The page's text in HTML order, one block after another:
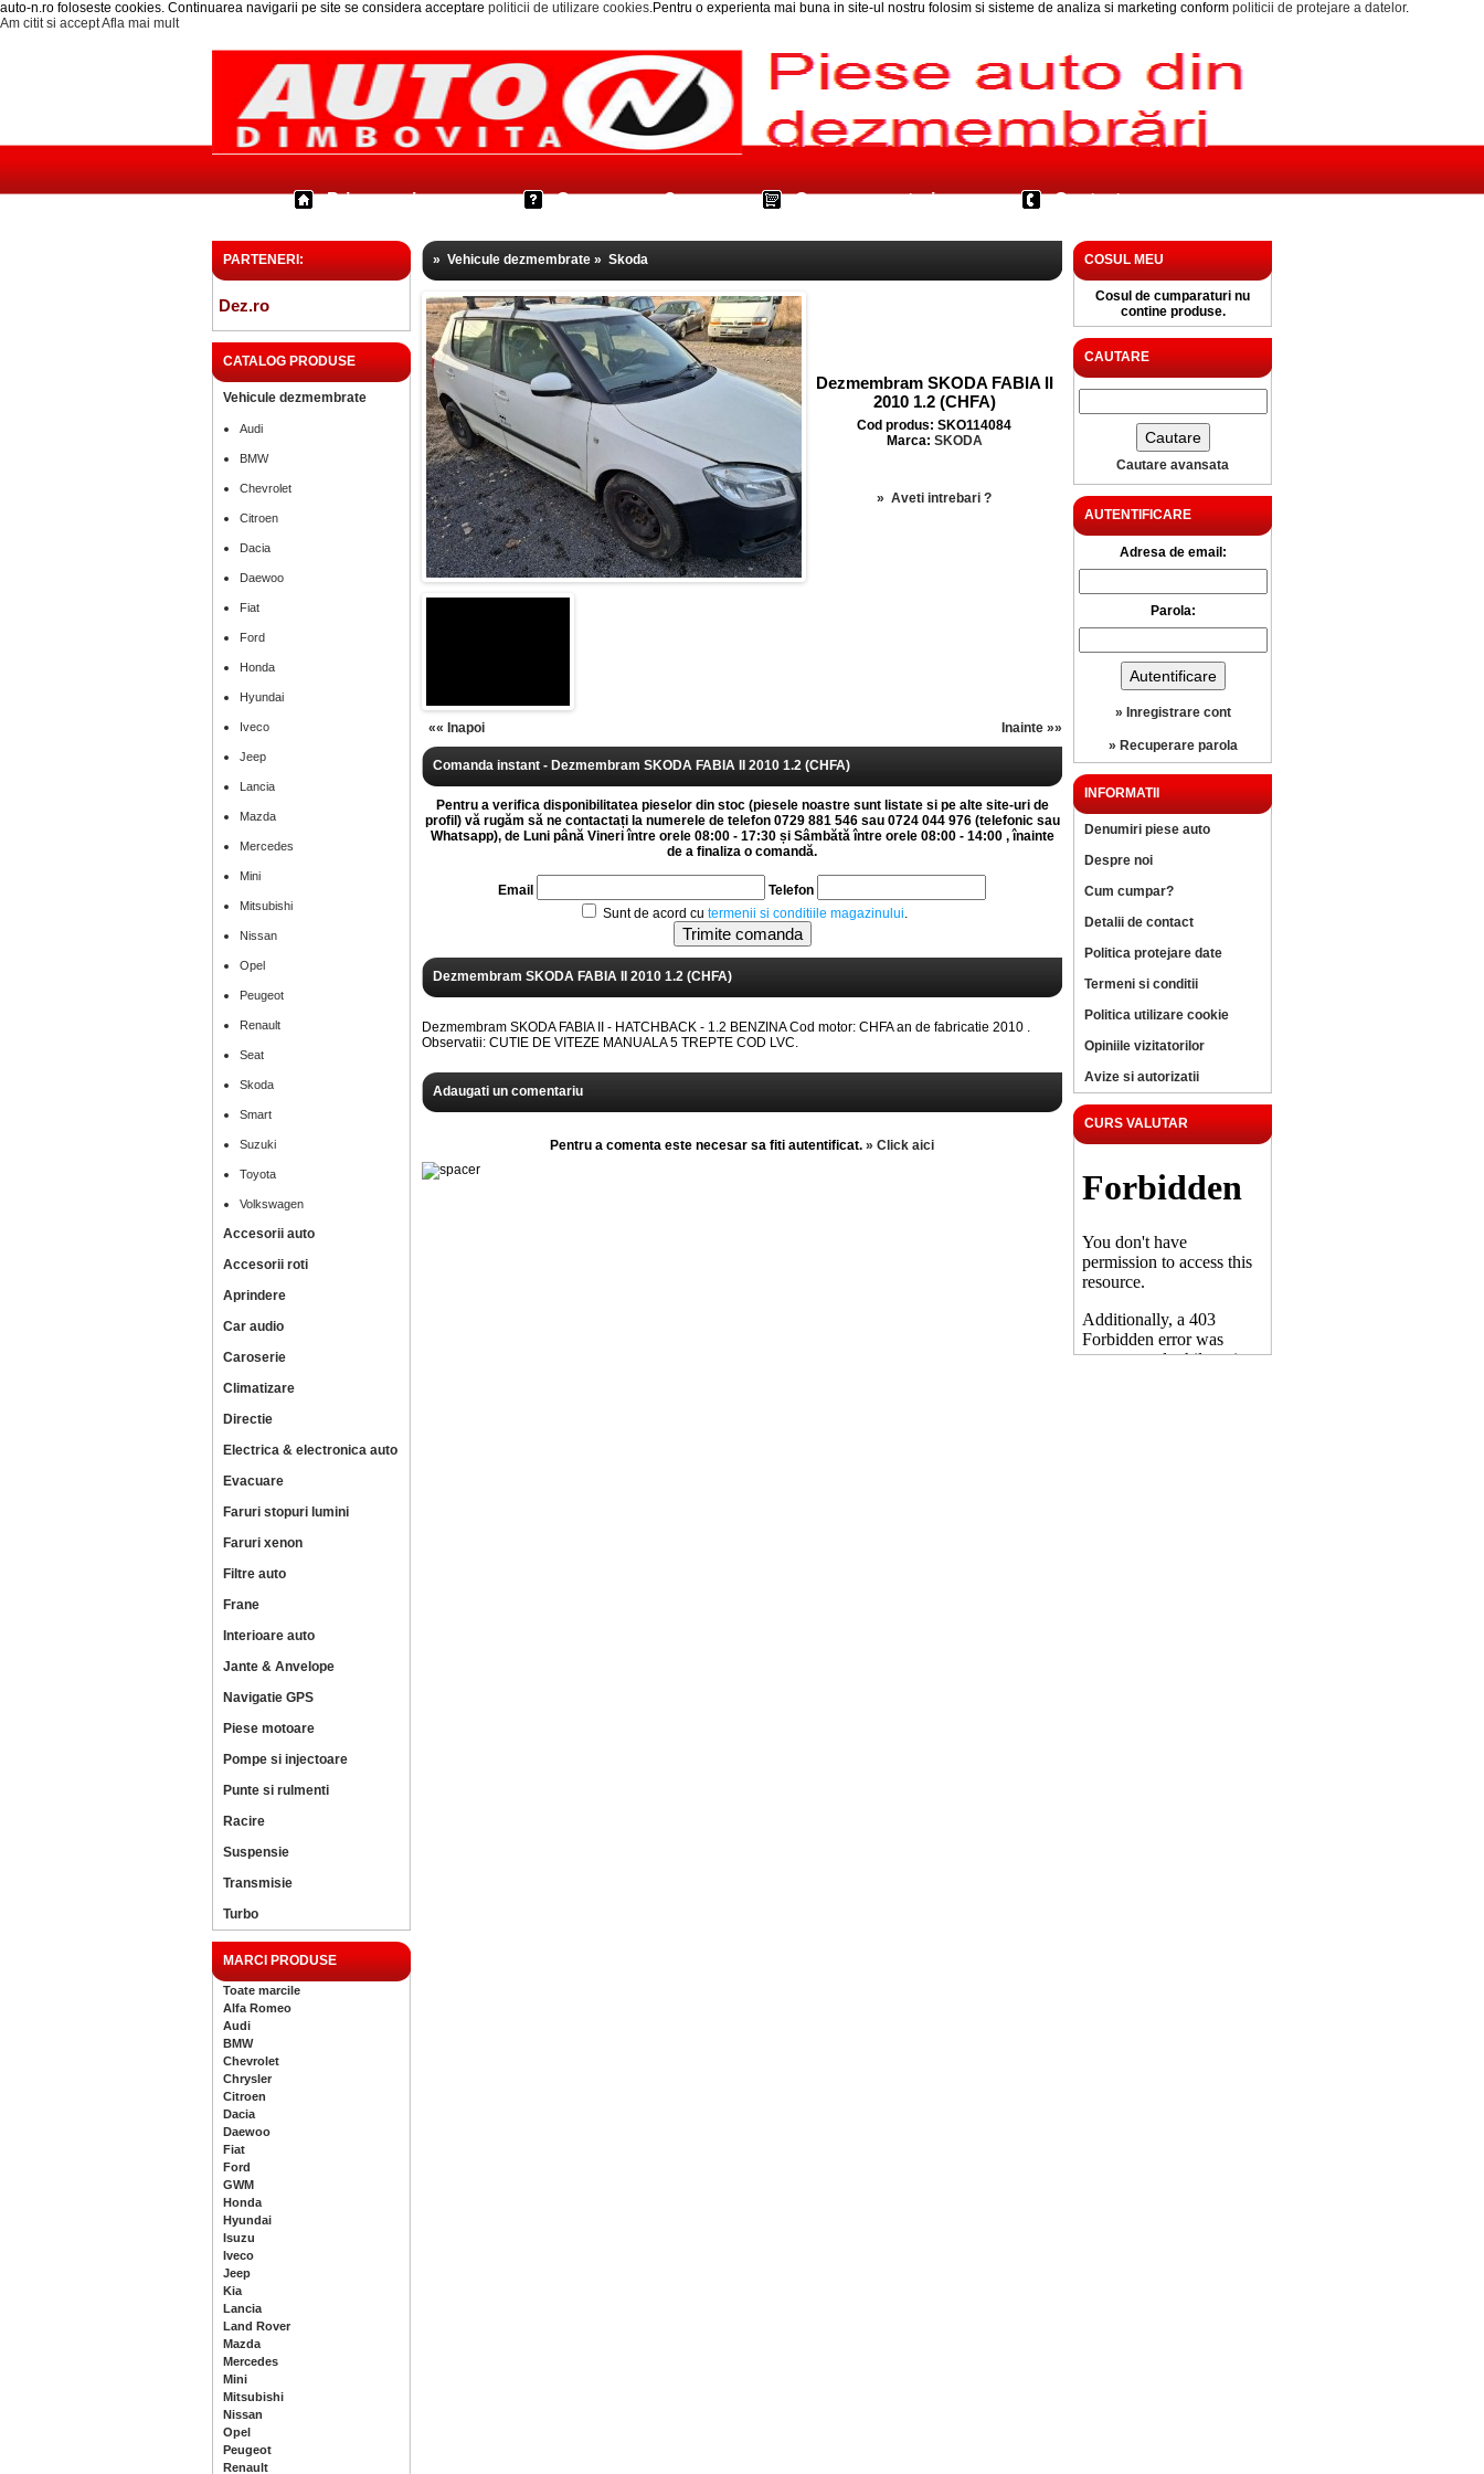
auto-n.ro foloseste cookies. Continuarea navigarii pe site se considera acceptare politicii de utilizare cookies.Pentru o experienta mai buna in site-ul nostru folosim si sisteme de analiza si marketing conform politicii de protejare a datelor.
Am citit si acceptAfla mai mult
Prima pagina Cum cumpar? Cos cumparaturi Contact
PARTENERI:
Dez.ro
CATALOG PRODUSE
Vehicule dezmembrate
Audi
BMW
Chevrolet
Citroen
Dacia
Daewoo
Fiat
Ford
Honda
Hyundai
Iveco
Jeep
Lancia
Mazda
Mercedes
Mini
Mitsubishi
Nissan
Opel
Peugeot
Renault
Seat
Skoda
Smart
Suzuki
Toyota
Volkswagen
Accesorii auto
Accesorii roti
Aprindere
Car audio
Caroserie
Climatizare
Directie
Electrica & electronica auto
Evacuare
Faruri stopuri lumini
Faruri xenon
Filtre auto
Frane
Interioare auto
Jante & Anvelope
Navigatie GPS
Piese motoare
Pompe si injectoare
Punte si rulmenti
Racire
Suspensie
Transmisie
Turbo
MARCI PRODUSE
Toate marcile
Alfa Romeo
Audi
BMW
Chevrolet
Chrysler
Citroen
Dacia
Daewoo
Fiat
Ford
GWM
Honda
Hyundai
Isuzu
Iveco
Jeep
Kia
Lancia
Land Rover
Mazda
Mercedes
Mini
Mitsubishi
Nissan
Opel
Peugeot
Renault
» Vehicule dezmembrate » Skoda
Dezmembram SKODA FABIA II
2010 1.2 (CHFA)
Cod produs: SKO114084
Marca: SKODA
» Aveti intrebari ?
«« Inapoi Inainte »»
Comanda instant - Dezmembram SKODA FABIA II 2010 1.2 (CHFA)
Pentru a verifica disponibilitatea pieselor din stoc (piesele noastre sunt listate si pe alte site-uri de
profil) vă rugăm să ne contactați la numerele de telefon 0729 881 546 sau 0724 044 976 (telefonic sau
Whatsapp), de Luni până Vineri între orele 08:00 - 17:30 și Sâmbătă între orele 08:00 - 14:00 , înainte
de a finaliza o comandă.
Email
Telefon
Sunt de acord cu termenii si conditiile magazinului.
Dezmembram SKODA FABIA II 2010 1.2 (CHFA)
Dezmembram SKODA FABIA II - HATCHBACK - 1.2 BENZINA Cod motor: CHFA an de fabricatie 2010 .
Observatii: CUTIE DE VITEZE MANUALA 5 TREPTE COD LVC.
Adaugati un comentariu
Pentru a comenta este necesar sa fiti autentificat. » Click aici
COSUL MEU
Cosul de cumparaturi nu
contine produse.
CAUTARE
Cautare avansata
AUTENTIFICARE
Adresa de email:
Parola:
» Inregistrare cont
» Recuperare parola
INFORMATII
Denumiri piese auto
Despre noi
Cum cumpar?
Detalii de contact
Politica protejare date
Termeni si conditii
Politica utilizare cookie
Opiniile vizitatorilor
Avize si autorizatii
CURS VALUTAR